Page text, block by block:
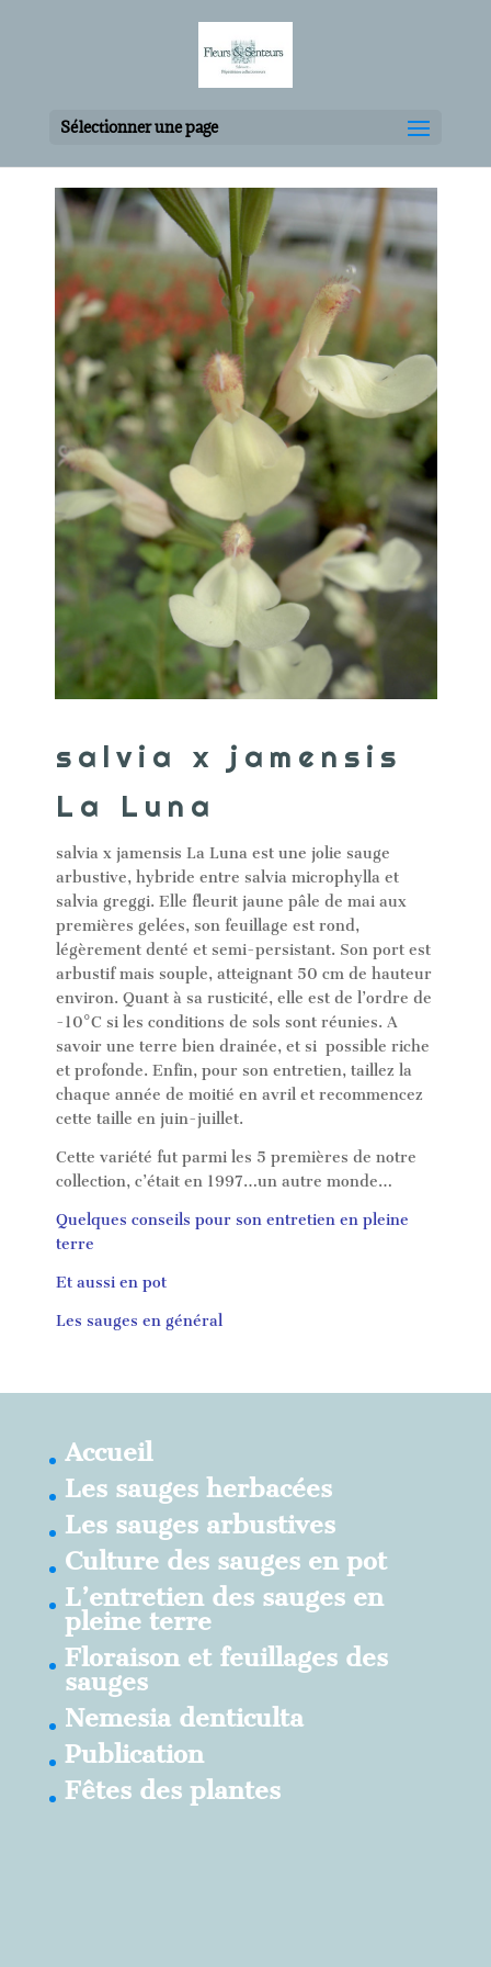
Sélectionner une page
salvia x jamensis
La Luna
salvia x jamensis La Luna est une jolie sauge
arbustive, hybride entre salvia microphylla et
salvia greggi. Elle fleurit jaune pâle de mai aux
premières gelées, son feuillage est rond,
légèrement denté et semi-persistant. Son port est
arbustif mais souple, atteignant 50 cm de hauteur
environ. Quant à sa rusticité, elle est de l’ordre de
-10°C si les conditions de sols sont réunies. A
savoir une terre bien drainée, et si possible riche
et profonde. Enfin, pour son entretien, taillez la
chaque année de moitié en avril et recommencez
cette taille en juin-juillet.
Cette variété fut parmi les 5 premières de notre
collection, c’était en 1997…un autre monde…
Quelques conseils pour son entretien en pleine
terre
Et aussi en pot
Les sauges en général
Accueil
Les sauges herbacées
Les sauges arbustives
Culture des sauges en pot
L’entretien des sauges en
pleine terre
Floraison et feuillages des
sauges
Nemesia denticulta
Publication
Fêtes des plantes